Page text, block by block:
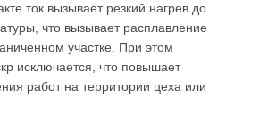
ток вызывает резкий нагрев до
что вызывает расплавление
участке. При этом
исключается, что повышает
работ на территории цеха или